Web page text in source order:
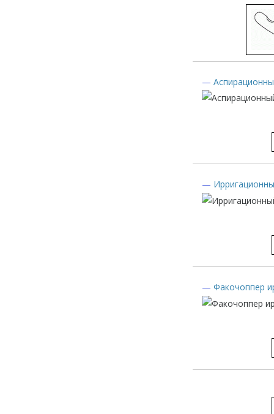
—
—
— Факочоппер